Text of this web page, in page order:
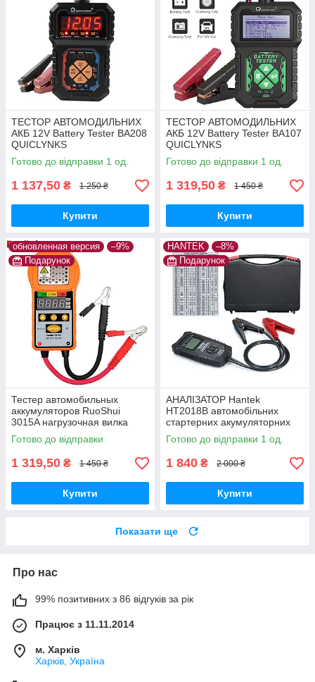
ТЕСТОР АВТОМОДИЛЬНИХ
АКБ 12V Battery Tester BA208
QUICLYNKS
Готово до відправки 1 од.
1 137,50 ₴ 1 250 ₴
Купити
ТЕСТОР АВТОМОДИЛЬНИХ
АКБ 12V Battery Tester BA107
QUICLYNKS
Готово до відправки 1 од.
1 319,50 ₴ 1 450 ₴
Купити
обновленная версия
–9%
Подарунок
Тестер автомобильных
аккумуляторов RuoShui
3015A нагрузочная вилка
Готово до відправки
1 319,50 ₴ 1 450 ₴
Купити
HANTEK
–8%
Подарунок
АНАЛІЗАТОР Hantek
HT2018B автомобільних
стартерних акумуляторних
батарей, тесторі АКБ
Готово до відправки 1 од.
1 840 ₴ 2 000 ₴
Купити
Показати ще
Про нас
99% позитивних з 86 відгуків за рік
Працює з 11.11.2014
м. Харків
Харків, Україна